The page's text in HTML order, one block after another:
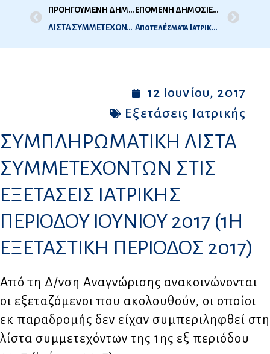
ΠΡΟΗΓΟΥΜΕΝΗ ΔΗΜΟΣΙΕΥΣΗ
ΛΙΣΤΑ ΣΥΜΜΕΤΕΧΟΝΤΩΝ ΣΤΙΣ ΕΞΕΤΑΣΕΙΣ ΙΑΤΡΙΚΗΣ ΠΕΡΙΟΔΟΥ ΙΟΥΝΙΟΥ 2017 (1Η ΕΞΕΤΑΣΤΙΚΗ ΠΕΡΙΟΔΟΣ 2017)
ΕΠΟΜΕΝΗ ΔΗΜΟΣΙΕΥΣΗ
Αποτελέσματα Ιατρικής 1ης Εξεταστικής Περιόδου ΙΟΥΝΙΟΥ 2017
12 Ιουνίου, 2017
Εξετάσεις Ιατρικής
ΣΥΜΠΛΗΡΩΜΑΤΙΚΗ ΛΙΣΤΑ
ΣΥΜΜΕΤΕΧΟΝΤΩΝ ΣΤΙΣ
ΕΞΕΤΑΣΕΙΣ ΙΑΤΡΙΚΗΣ
ΠΕΡΙΟΔΟΥ ΙΟΥΝΙΟΥ 2017 (1Η
ΕΞΕΤΑΣΤΙΚΗ ΠΕΡΙΟΔΟΣ 2017)
Από τη Δ/νση Αναγνώρισης ανακοινώνονται
οι εξεταζόμενοι που ακολουθούν, οι οποίοι
εκ παραδρομής δεν είχαν συμπεριληφθεί στη
λίστα συμμετεχόντων της 1ης εξ περιόδου